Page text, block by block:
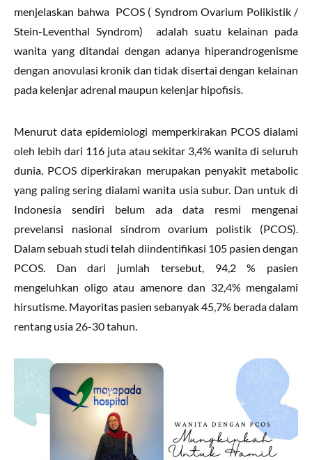
menjelaskan bahwa PCOS ( Syndrom Ovarium Polikistik /
Stein-Leventhal Syndrom) adalah suatu kelainan pada
wanita yang ditandai dengan adanya hiperandrogenisme
dengan anovulasi kronik dan tidak disertai dengan kelainan
pada kelenjar adrenal maupun kelenjar hipofisis.
Menurut data epidemiologi memperkirakan PCOS dialami
oleh lebih dari 116 juta atau sekitar 3,4% wanita di seluruh
dunia. PCOS diperkirakan merupakan penyakit metabolic
yang paling sering dialami wanita usia subur. Dan untuk di
Indonesia sendiri belum ada data resmi mengenai
prevelansi nasional sindrom ovarium polistik (PCOS).
Dalam sebuah studi telah diindentifikasi 105 pasien dengan
PCOS. Dan dari jumlah tersebut, 94,2 % pasien
mengeluhkan oligo atau amenore dan 32,4% mengalami
hirsutisme. Mayoritas pasien sebanyak 45,7% berada dalam
rentang usia 26-30 tahun.